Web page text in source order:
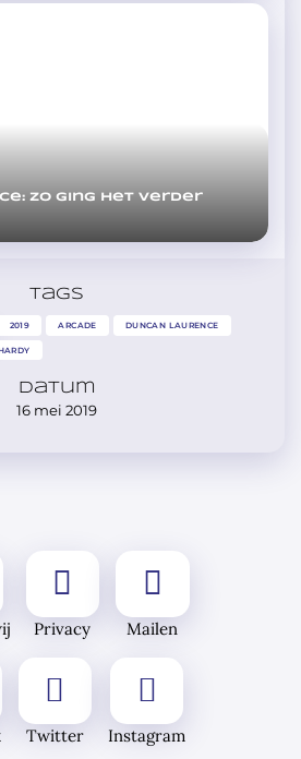
zo ging het verder
Tags
2019 ARCADE DUNCAN LAURENCE
Datum
16 mei 2019
Privacy Mailen
Twitter Instagram